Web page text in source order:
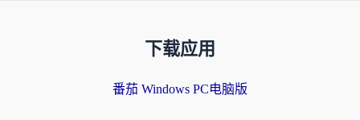
下载应用
番茄 Windows PC电脑版